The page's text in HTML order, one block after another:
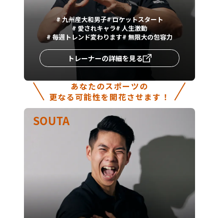
#九州産大和男子#ロケットスタート
# 愛されキャラ# 人生激動
#毎週トレンド変わります# 無限大の包容力
トレーナーの詳細を見る
あなたのスポーツの
更なる可能性を開花させます！
SOUTA